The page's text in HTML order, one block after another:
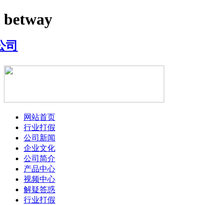
betway
网站首页
行业打假
公司新闻
企业文化
公司简介
产品中心
视频中心
解疑答惑
行业打假